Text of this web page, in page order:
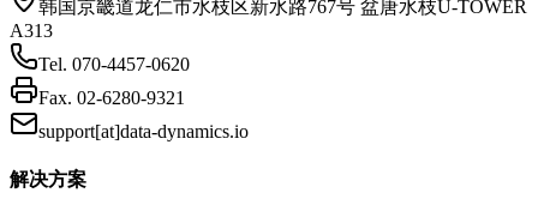
韩国京畿道龙仁市水枝区新水路767号 盆唐水枝U-TOWER
A313
Tel. 070-4457-0620
Fax. 02-6280-9321
support[at]data-dynamics.io
解决方案